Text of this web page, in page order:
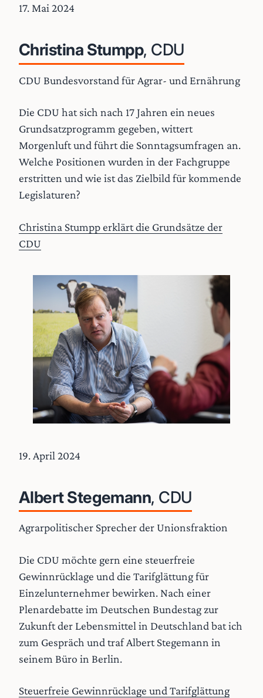
17. Mai 2024
Christina Stumpp, CDU
CDU Bundesvorstand für Agrar- und Ernährung
Die CDU hat sich nach 17 Jahren ein neues
Grundsatzprogramm gegeben, wittert
Morgenluft und führt die Sonntagsumfragen an.
Welche Positionen wurden in der Fachgruppe
erstritten und wie ist das Zielbild für kommende
Legislaturen?
Christina Stumpp erklärt die Grundsätze der
CDU
19. April 2024
Albert Stegemann, CDU
Agrarpolitischer Sprecher der Unionsfraktion
Die CDU möchte gern eine steuerfreie
Gewinnrücklage und die Tarifglättung für
Einzelunternehmer bewirken. Nach einer
Plenardebatte im Deutschen Bundestag zur
Zukunft der Lebensmittel in Deutschland bat ich
zum Gespräch und traf Albert Stegemann in
seinem Büro in Berlin.
Steuerfreie Gewinnrücklage und Tarifglättung